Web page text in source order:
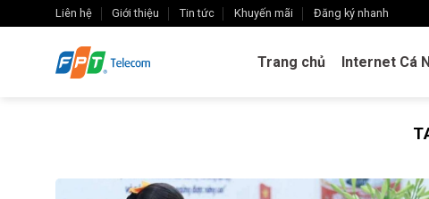
Liên hệ Giới thiệu Tin tức Khuyến mãi Đăng ký nhanh
Trang chủ Internet Cá